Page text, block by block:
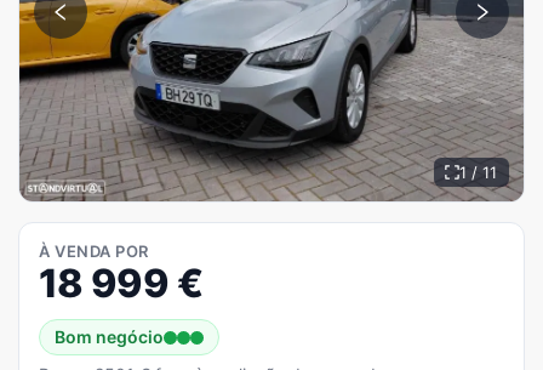
1 / 11
À VENDA POR
18 999 €
Bom negócio